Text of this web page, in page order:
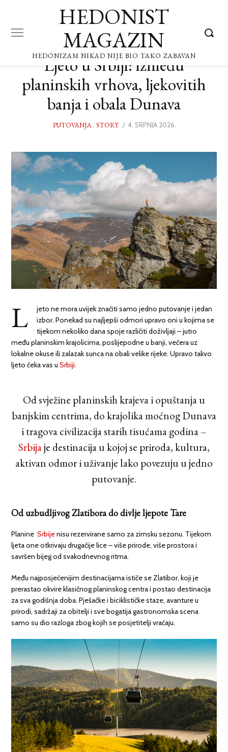
HEDONIST
MAGAZIN
HEDONIZAM NIKAD NIJE BIO TAKO ZABAVAN
Ljeto u Srbiji: između
planinskih vrhova, ljekovitih
banja i obala Dunava
PUTOVANJA/STORY
POSTED
4. SRPNJA 2026.
L
jeto ne mora uvijek značiti samo jedno putovanje i jedan
izbor. Ponekad su najljepši odmori upravo oni u kojima se
tijekom nekoliko dana spoje različiti doživljaji – jutro
među planinskim krajolicima, poslijepodne u banji, večera uz
lokalne okuse ili zalazak sunca na obali velike rijeke. Upravo takvo
ljeto čeka vas uSrbiji.
Od svježine planinskih krajeva i opuštanja u
banjskim centrima, do krajolika moćnog Dunava
i tragova civilizacija starih tisućama godina –
Srbijaje destinacija u kojoj se priroda, kultura,
aktivan odmor i uživanje lako povezuju u jedno
putovanje.
Od uzbudljivog Zlatibora do divlje ljepote Tare
PlanineSrbijenisu rezervirane samo za zimsku sezonu. Tijekom
ljeta one otkrivaju drugačije lice – više prirode, više prostora i
savršen bijeg od svakodnevnog ritma.
Među najposjećenijim destinacijama ističe se Zlatibor, koji je
prerastao okvire klasičnog planinskog centra i postao destinacija
za sva godišnja doba. Pješačke i biciklističke staze, avanture u
prirodi, sadržaji za obitelji i sve bogatija gastronomska scena
samo su dio razloga zbog kojih se posjetitelji vraćaju.